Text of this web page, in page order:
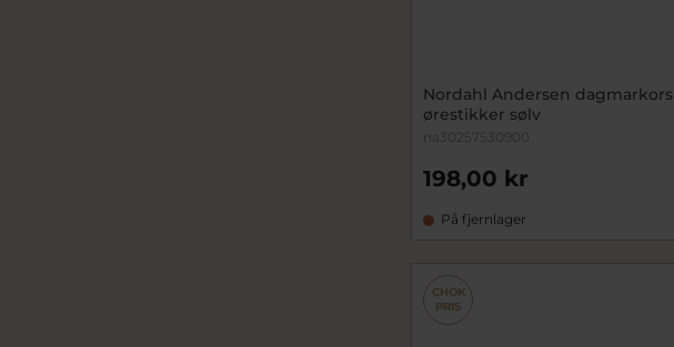
Nordahl Andersen dagmarkors
ørestikker sølv
na30257530900
198,00 kr
På fjernlager
CHOK
PRIS